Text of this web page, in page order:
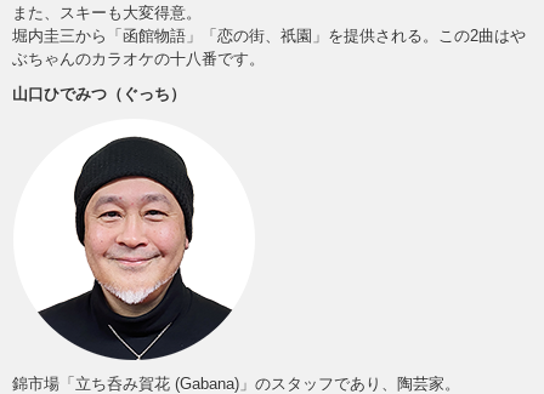
また、スキーも大変得意。
堀内圭三から「函館物語」「恋の街、祇園」を提供される。この2曲はや
ぶちゃんのカラオケの十八番です。
山口ひでみつ（ぐっち）
錦市場「立ち呑み賀花 (Gabana)」のスタッフであり、陶芸家。